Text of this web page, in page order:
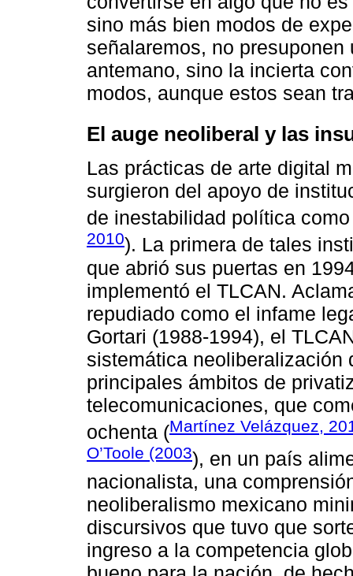
sino más bien modos de
señalaremos, no
antemano, sino la incierta
modos, aunque estos sean
El auge neoliberal y las
Las prácticas de arte digital
surgieron del apoyo de
de inestabilidad política
2010). La primera de tales
que abrió sus puertas en
implementó el TLCAN.
repudiado como el infame
Gortari (1988-1994), el
sistemática neoliberalización
principales ámbitos de
telecomunicaciones, que
ochenta (Martínez Velázquez,
O’Toole (2003), en un país
nacionalista, una
neoliberalismo mexicano
discursivos que tuvo que
ingreso a la competencia